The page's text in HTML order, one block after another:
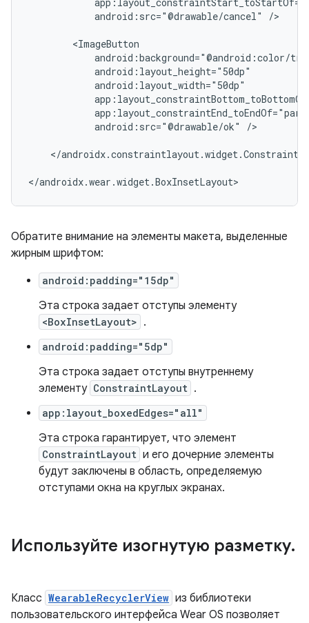
android:src="@drawable/cancel" />
android:src="@drawable/ok" />
</
</androidx.wear.widget.BoxInsetLayout>
Обратите внимание на элементы макета, выделенные
жирным шрифтом:
android:padding="15dp"
Эта строка задает отступы элементу
<BoxInsetLayout> .
android:padding="5dp"
Эта строка задает отступы внутреннему
элементу ConstraintLayout .
app:layout_boxedEdges="all"
Эта строка гарантирует, что элемент
ConstraintLayout и его дочерние элементы
будут заключены в область, определяемую
отступами окна на круглых экранах.
Используйте изогнутую разметку.
Класс WearableRecyclerView из библиотеки
пользовательского интерфейса Wear OS позволяет